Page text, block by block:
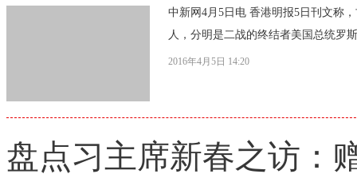
中新网4月5日电 香港明报5日刊文称
人，分明是二战的终结者美国总统罗
2016年4月5日 14:20
盘点习主席新春之访：